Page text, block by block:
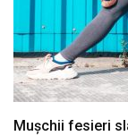
Mușchii fesieri